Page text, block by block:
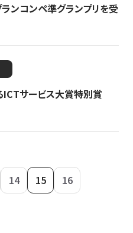
ンコンペ準グランプリを受
サービス大賞特別賞
14 15 16